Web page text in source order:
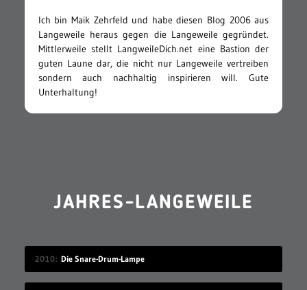
Ich bin Maik Zehrfeld und habe diesen Blog 2006 aus
Langeweile heraus gegen die Langeweile gegründet.
Mittlerweile stellt LangweileDich.net eine Bastion der
guten Laune dar, die nicht nur Langeweile vertreiben
sondern auch nachhaltig inspirieren will. Gute
Unterhaltung!
JAHRES-LANGEWEILE
2010 Die Snare-Drum-Lampe